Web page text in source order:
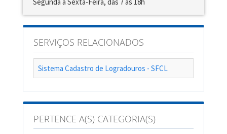
SERVIÇOS RELACIONADOS
Sistema Cadastro de Logradouros - SFCL
PERTENCE A(S) CATEGORIA(S)